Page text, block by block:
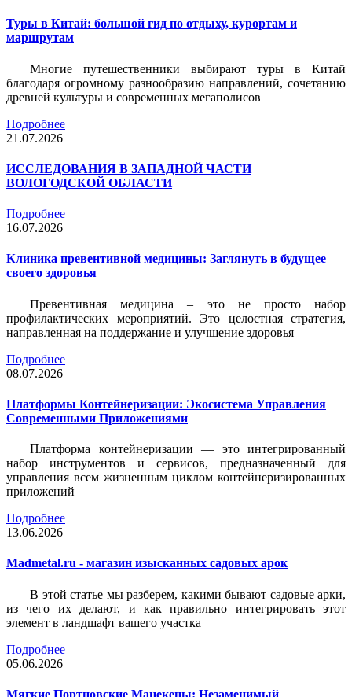
Туры в Китай: большой гид по отдыху, курортам и
маршрутам
Многие путешественники выбирают туры в Китай
благодаря огромному разнообразию направлений, сочетанию
древней культуры и современных мегаполисов
Подробнее
21.07.2026
ИССЛЕДОВАНИЯ В ЗАПАДНОЙ ЧАСТИ
ВОЛОГОДСКОЙ ОБЛАСТИ
Подробнее
16.07.2026
Клиника превентивной медицины: Заглянуть в будущее
своего здоровья
Превентивная медицина – это не просто набор
профилактических мероприятий. Это целостная стратегия,
направленная на поддержание и улучшение здоровья
Подробнее
08.07.2026
Платформы Контейнеризации: Экосистема Управления
Современными Приложениями
Платформа контейнеризации — это интегрированный
набор инструментов и сервисов, предназначенный для
управления всем жизненным циклом контейнеризированных
приложений
Подробнее
13.06.2026
Madmetal.ru - магазин изысканных садовых арок
В этой статье мы разберем, какими бывают садовые арки,
из чего их делают, и как правильно интегрировать этот
элемент в ландшафт вашего участка
Подробнее
05.06.2026
Мягкие Портновские Манекены: Незаменимый